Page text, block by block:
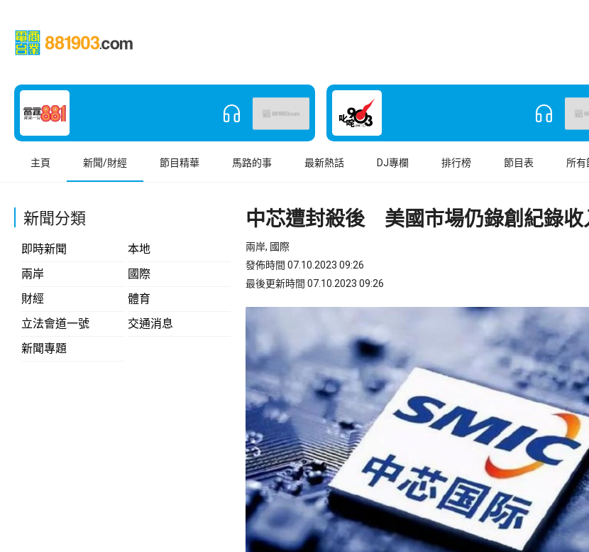
主頁 新聞/財經 節目精華 馬路的事 最新熱話 DJ專欄 排行榜 節目表 所有
新聞分類
即時新聞
本地
兩岸
國際
財經
體育
立法會道一號
交通消息
新聞專題
中芯遭封殺後 美國市場仍錄創紀錄收
兩岸, 國際
發佈時間 07.10.2023 09:26
最後更新時間 07.10.2023 09:26